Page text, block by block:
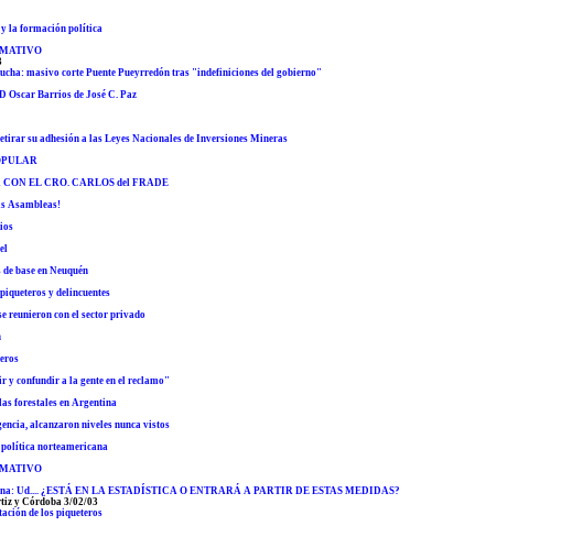
y la formación política
masivo corte Puente Pueyrredón tras "indefiniciones del gobierno"
Oscar Barrios de José C. Paz
su adhesión a las Leyes Nacionales de Inversiones Mineras
EL CRO. CARLOS del FRADE
Asambleas!
base en Neuquén
y delincuentes
reunieron con el sector privado
y confundir a la gente en el reclamo"
forestales en Argentina
alcanzaron niveles nunca vistos
norteamericana
Ud.... ¿ESTÁ EN LA ESTADÍSTICA O ENTRARÁ A PARTIR DE ESTAS MEDIDAS?
y Córdoba 3/02/03
de los piqueteros